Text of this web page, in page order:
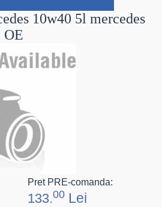
10w40 5l mercedes
OE
Pret PRE-comanda:
133.00Lei